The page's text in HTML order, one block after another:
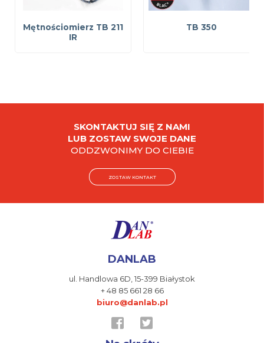
Mętnościomierz TB 211
IR
TB 350
SKONTAKTUJ SIĘ Z NAMI
LUB ZOSTAW SWOJE DANE
ODDZWONIMY DO CIEBIE
ZOSTAW KONTAKT
DANLAB
ul. Handlowa 6D, 15-399 Białystok
+ 48 85 661 28 66
biuro@danlab.pl